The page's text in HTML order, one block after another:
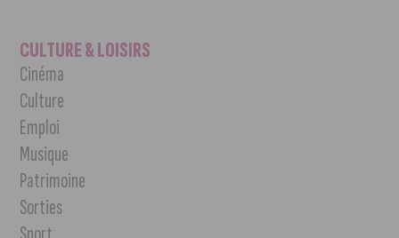
CULTURE & LOISIRS
Cinéma
Culture
Emploi
Musique
Patrimoine
Sorties